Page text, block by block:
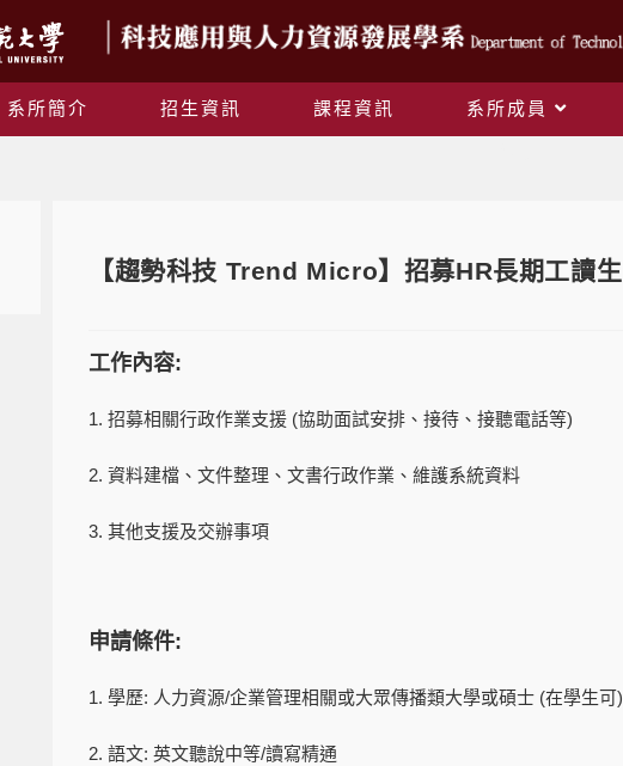
系所簡介 招生資訊 課程資訊 系所成員
【趨勢科技 Trend Micro】招募HR長期工讀生
工作內容:
1. 招募相關行政作業支援 (協助面試安排、接待、接聽電話等)
2. 資料建檔、文件整理、文書行政作業、維護系統資料
3. 其他支援及交辦事項
申請條件:
1. 學歷: 人力資源/企業管理相關或大眾傳播類大學或碩士 (在學生可)
2. 語文: 英文聽說中等/讀寫精通